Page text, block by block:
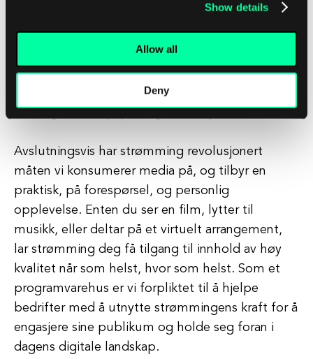
Show details
Allow all
Deny
sømløst. Enten du ønsker å lansere en
videostrømmingsplattform, implementere live
strømming for arrangementene dine, eller
optimalisere din eksisterende
strømmingsinfrastruktur, har vi kompetansen og
erfaringen til å hjelpe deg med å lykkes.
Avslutningsvis har strømming revolusjonert
måten vi konsumerer media på, og tilbyr en
praktisk, på forespørsel, og personlig
opplevelse. Enten du ser en film, lytter til
musikk, eller deltar på et virtuelt arrangement,
lar strømming deg få tilgang til innhold av høy
kvalitet når som helst, hvor som helst. Som et
programvarehus er vi forpliktet til å hjelpe
bedrifter med å utnytte strømmingens kraft for å
engasjere sine publikum og holde seg foran i
dagens digitale landskap.